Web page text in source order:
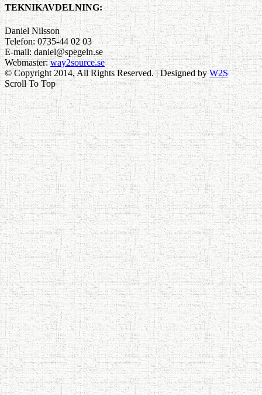
TEKNIKAVDELNING:
Daniel Nilsson
Telefon: 0735-44 02 03
E-mail: daniel@spegeln.se
Webmaster:way2source.se
© Copyright 2014, All Rights Reserved. | Designed byW2S
Scroll To Top